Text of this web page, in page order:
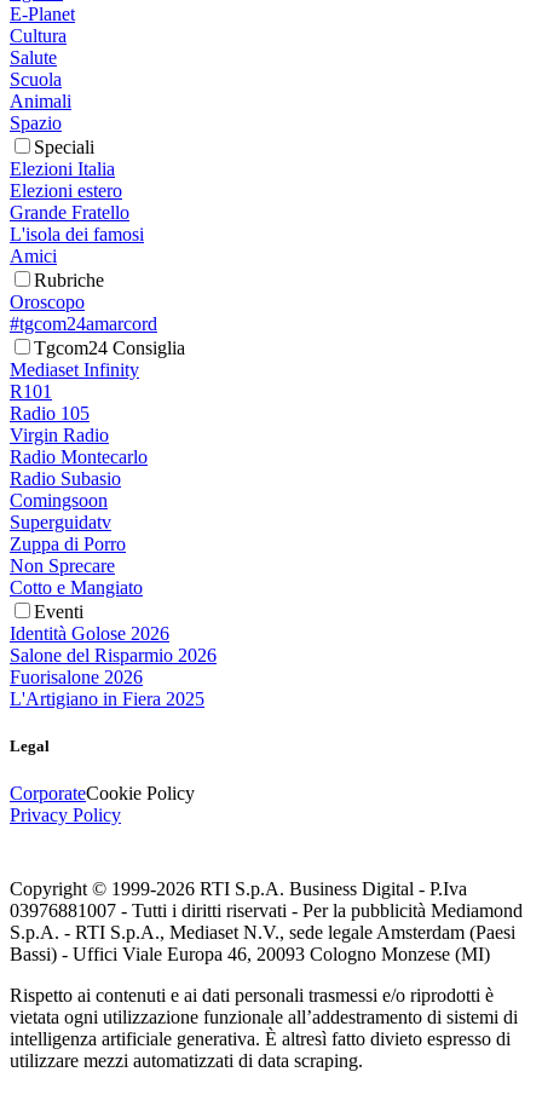
E-Planet
Cultura
Salute
Scuola
Animali
Spazio
Speciali
Elezioni Italia
Elezioni estero
Grande Fratello
L'isola dei famosi
Amici
Rubriche
Oroscopo
#tgcom24amarcord
Tgcom24 Consiglia
Mediaset Infinity
R101
Radio 105
Virgin Radio
Radio Montecarlo
Radio Subasio
Comingsoon
Superguidatv
Zuppa di Porro
Non Sprecare
Cotto e Mangiato
Eventi
Identità Golose 2026
Salone del Risparmio 2026
Fuorisalone 2026
L'Artigiano in Fiera 2025
Legal
CorporateCookie Policy
Privacy Policy
Copyright © 1999-2026 RTI S.p.A. Business Digital - P.Iva
03976881007 - Tutti i diritti riservati - Per la pubblicità Mediamond
S.p.A. - RTI S.p.A., Mediaset N.V., sede legale Amsterdam (Paesi
Bassi) - Uffici Viale Europa 46, 20093 Cologno Monzese (MI)
Rispetto ai contenuti e ai dati personali trasmessi e/o riprodotti è
vietata ogni utilizzazione funzionale all’addestramento di sistemi di
intelligenza artificiale generativa. È altresì fatto divieto espresso di
utilizzare mezzi automatizzati di data scraping.